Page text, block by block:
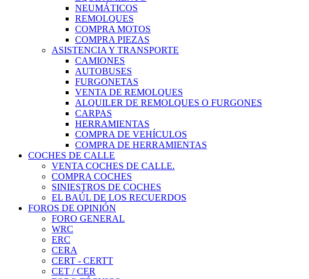
NEUMÁTICOS
REMOLQUES
COMPRA MOTOS
COMPRA PIEZAS
ASISTENCIA Y TRANSPORTE
CAMIONES
AUTOBUSES
FURGONETAS
VENTA DE REMOLQUES
ALQUILER DE REMOLQUES O FURGONES
CARPAS
HERRAMIENTAS
COMPRA DE VEHÍCULOS
COMPRA DE HERRAMIENTAS
COCHES DE CALLE
VENTA COCHES DE CALLE.
COMPRA COCHES
SINIESTROS DE COCHES
EL BAÚL DE LOS RECUERDOS
FOROS DE OPINIÓN
FORO GENERAL
WRC
ERC
CERA
CERT - CERTT
CET / CER